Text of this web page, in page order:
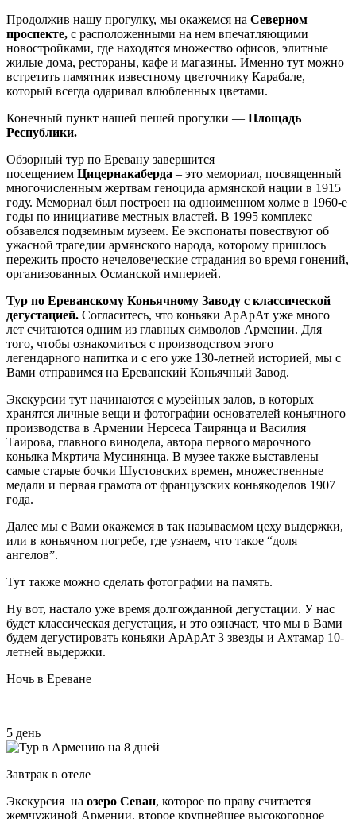
Продолжив нашу прогулку, мы окажемся на Северном
проспекте, с расположенными на нем впечатляющими
новостройками, где находятся множество офисов, элитные
жилые дома, рестораны, кафе и магазины. Именно тут можно
встретить памятник известному цветочнику Карабале,
который всегда одаривал влюбленных цветами.
Конечный пункт нашей пешей прогулки — Площадь
Республики.
Обзорный тур по Еревану завершится
посещением Цицернакаберда – это мемориал, посвященный
многочисленным жертвам геноцида армянской нации в 1915
году. Мемориал был построен на одноименном холме в 1960-е
годы по инициативе местных властей. В 1995 комплекс
обзавелся подземным музеем. Ее экспонаты повествуют об
ужасной трагедии армянского народа, которому пришлось
пережить просто нечеловеческие страдания во время гонений,
организованных Османской империей.
Тур по Ереванскому Коньячному Заводу с классической
дегустацией. Согласитесь, что коньяки АрАрАт уже много
лет считаются одним из главных символов Армении. Для
того, чтобы ознакомиться с производством этого
легендарного напитка и с его уже 130-летней историей, мы с
Вами отправимся на Ереванский Коньячный Завод.
Экскурсии тут начинаются с музейных залов, в которых
хранятся личные вещи и фотографии основателей коньячного
производства в Армении Нерсеса Таирянца и Василия
Таирова, главного винодела, автора первого марочного
коньяка Мкртича Мусинянца. В музее также выставлены
самые старые бочки Шустовских времен, множественные
медали и первая грамота от французских коньякоделов 1907
года.
Далее мы с Вами окажемся в так называемом цеху выдержки,
или в коньячном погребе, где узнаем, что такое “доля
ангелов”.
Тут также можно сделать фотографии на память.
Ну вот, настало уже время долгожданной дегустации. У нас
будет классическая дегустация, и это означает, что мы в Вами
будем дегустировать коньяки АрАрАт 3 звезды и Ахтамар 10-
летней выдержки.
Ночь в Ереване
5 день
Завтрак в отеле
Экскурсия на озеро Севан, которое по праву считается
жемчужиной Армении, второе крупнейшее высокогорное